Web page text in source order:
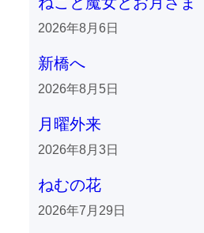
2026年8月6日
新橋へ
2026年8月5日
月曜外来
2026年8月3日
ねむの花
2026年7月29日